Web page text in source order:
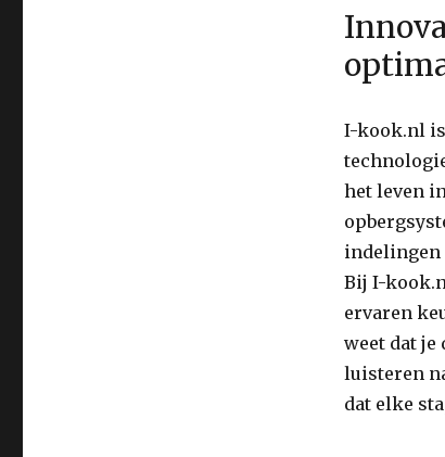
I-kook.nl
het leven
indelingen
Bij I-
ervaren
weet dat je
luisteren
dat elke